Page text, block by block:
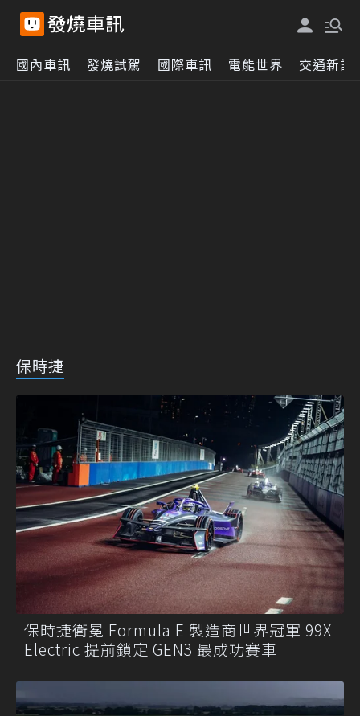
國內車訊 發燒試駕 國際車訊 電能世界 交通新訊
保時捷
保時捷衛冕 Formula E 製造商世界冠軍 99X
Electric 提前鎖定 GEN3 最成功賽車